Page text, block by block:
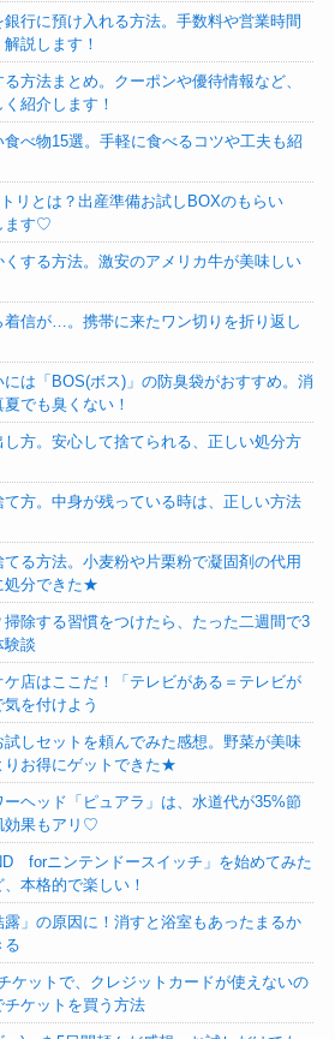
行に預け入れる方法。手数料や営業時間
説します！
方法まとめ。クーポンや優待情報など、
紹介します！
べ物15選。手軽に食べるコツや工夫も紹
リとは？出産準備お試しBOXのもらい
ます♡
する方法。激安のアメリカ牛が美味しい
着信が…。携帯に来たワン切りを折り返し
は「BOS(ボス)」の防臭袋がおすすめ。消
でも臭くない！
方。安心して捨てられる、正しい処分方
て方。中身が残っている時は、正しい方法
る方法。小麦粉や片栗粉で凝固剤の代用
処分できた★
除する習慣をつけたら、たった二週間で3
験談
店はここだ！「テレビがある＝テレビが
を付けよう
しセットを頼んでみた感想。野菜が美味
りお得にゲットできた★
ヘッド「ピュアラ」は、水道代が35%節
効果もアリ♡
forニンテンドースイッチ」を始めてみた
本格的で楽しい！
露」の原因に！消すと浴室もあったまるか
る
ケットで、クレジットカードが使えないの
ケットを買う方法